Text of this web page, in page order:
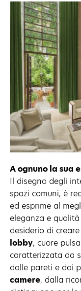
A ognuno la sua
Il disegno degli
spazi comuni, è
ed esprime al
eleganza e
desiderio di
lobby, cuore
caratterizzata da
dalle pareti e dai
camere, dalla